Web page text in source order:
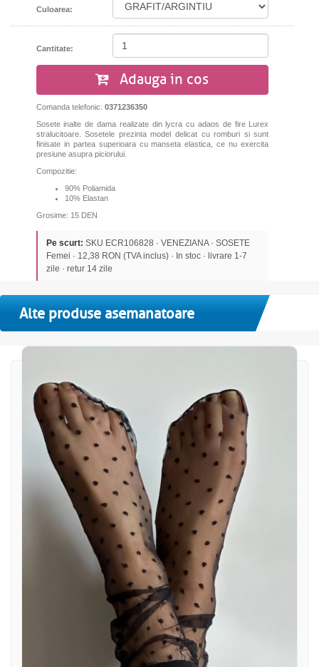
Culoarea:
Cantitate:
Adauga in cos
Comanda telefonic: 0371236350
Sosete inalte de dama realizate din lycra cu adaos de fire Lurex
stralucitoare. Sosetele prezinta model delicat cu romburi si sunt
finisate in partea superioara cu manseta elastica, ce nu exercita
presiune asupra piciorului.
Compozitie:
90% Poliamida
10% Elastan
Grosime: 15 DEN
Pe scurt: SKU ECR106828 · VENEZIANA · SOSETE
Femei · 12,38 RON (TVA inclus) · In stoc · livrare 1-7
zile · retur 14 zile
Alte produse asemanatoare